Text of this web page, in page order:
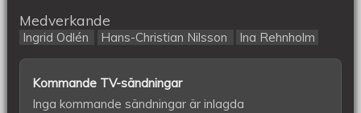
Medverkande
Ingrid Odlén Hans-Christian Nilsson Ina Rehnholm
Kommande TV-sändningar
Inga kommande sändningar är inlagda